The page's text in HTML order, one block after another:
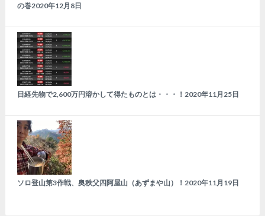
の巻2020年12月8日
日経先物で2,600万円溶かして得たものとは・・・！ 2020年11月25日
ソロ登山第3作戦、奥秩父四阿屋山（あずまや山）！ 2020年11月19日